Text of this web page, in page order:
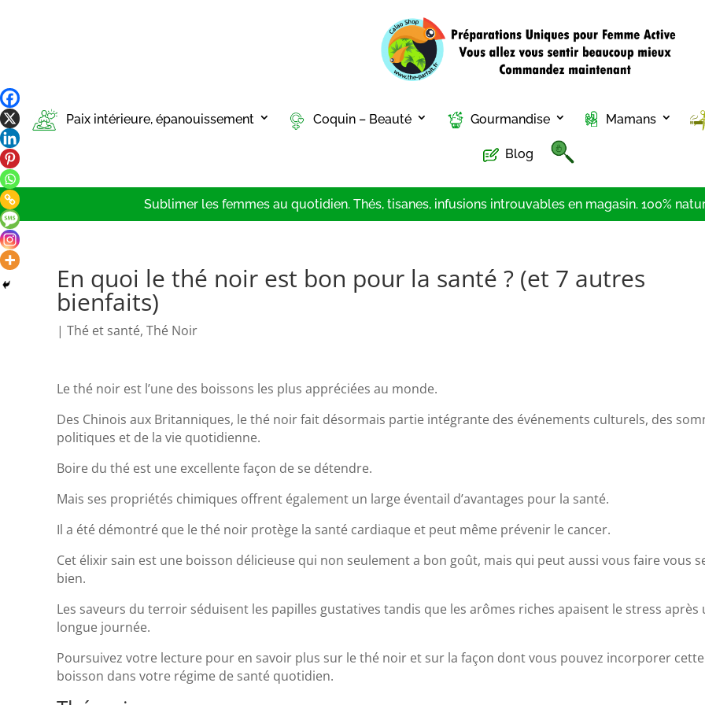
Paix intérieure, épanouissement Coquin – Beauté Gourmandise Mamans
Blog
Sublimer les femmes au quotidien. Thés, tisanes, infusions introuvables en magasin. 100%
En quoi le thé noir est bon pour la santé ? (et 7 autres
bienfaits)
| Thé et santé, Thé Noir
Le thé noir est l’une des boissons les plus appréciées au monde.
Des Chinois aux Britanniques, le thé noir fait désormais partie intégrante des événements culturels, des
politiques et de la vie quotidienne.
Boire du thé est une excellente façon de se détendre.
Mais ses propriétés chimiques offrent également un large éventail d’avantages pour la santé.
Il a été démontré que le thé noir protège la santé cardiaque et peut même prévenir le cancer.
Cet élixir sain est une boisson délicieuse qui non seulement a bon goût, mais qui peut aussi vous faire vous
bien.
Les saveurs du terroir séduisent les papilles gustatives tandis que les arômes riches apaisent le stress après
longue journée.
Poursuivez votre lecture pour en savoir plus sur le thé noir et sur la façon dont vous pouvez incorporer cette
boisson dans votre régime de santé quotidien.